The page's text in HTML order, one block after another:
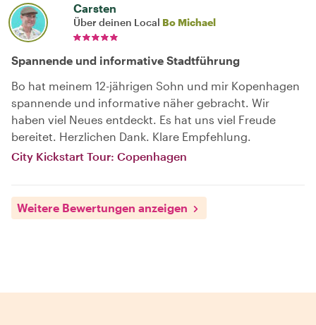
Carsten
Über deinen Local Bo Michael
Spannende und informative Stadtführung
Bo hat meinem 12-jährigen Sohn und mir Kopenhagen
spannende und informative näher gebracht. Wir
haben viel Neues entdeckt. Es hat uns viel Freude
bereitet. Herzlichen Dank. Klare Empfehlung.
City Kickstart Tour: Copenhagen
Weitere Bewertungen anzeigen